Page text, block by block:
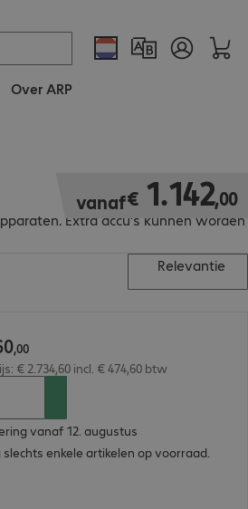
Over ARP
Extra accu's kunnen worden
vanaf€ 1.142,00
€ 1.142,00
Relevantie
,00
€ 2.734,60 incl. € 474,60 btw
vanaf 12. augustus
slechts enkele artikelen op voorraad.